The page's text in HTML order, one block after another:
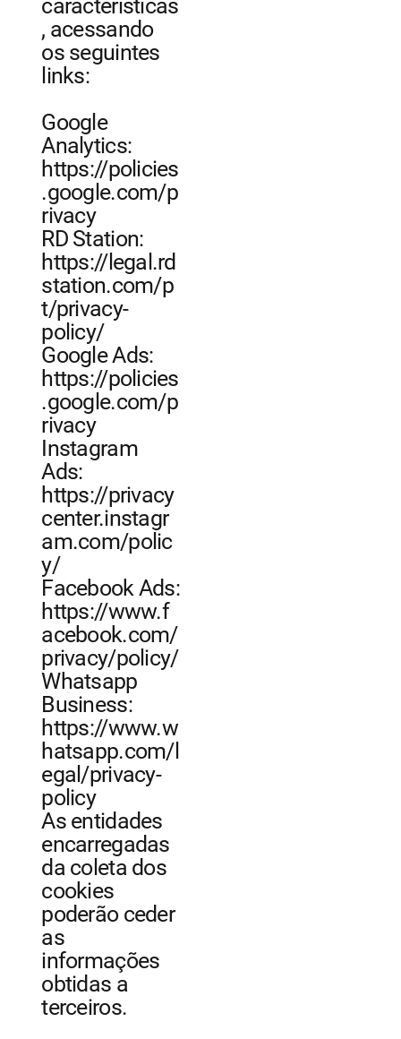
características
, acessando
os seguintes
links:
Google
Analytics:
https://policies
.google.com/p
rivacy
RD Station:
https://legal.rd
station.com/p
t/privacy-
policy/
Google Ads:
https://policies
.google.com/p
rivacy
Instagram
Ads:
https://privacy
center.instagr
am.com/polic
y/
Facebook Ads:
https://www.f
acebook.com/
privacy/policy/
Whatsapp
Business:
https://www.w
hatsapp.com/l
egal/privacy-
policy
As entidades
encarregadas
da coleta dos
cookies
poderão ceder
as
informações
obtidas a
terceiros.